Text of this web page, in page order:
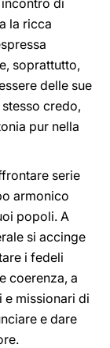
di
la ricca
soprattutto,
delle sue
credo,
pur nella
serie
armonico
popoli. A
si accinge
i fedeli
coerenza, a
e missionari di
e dare